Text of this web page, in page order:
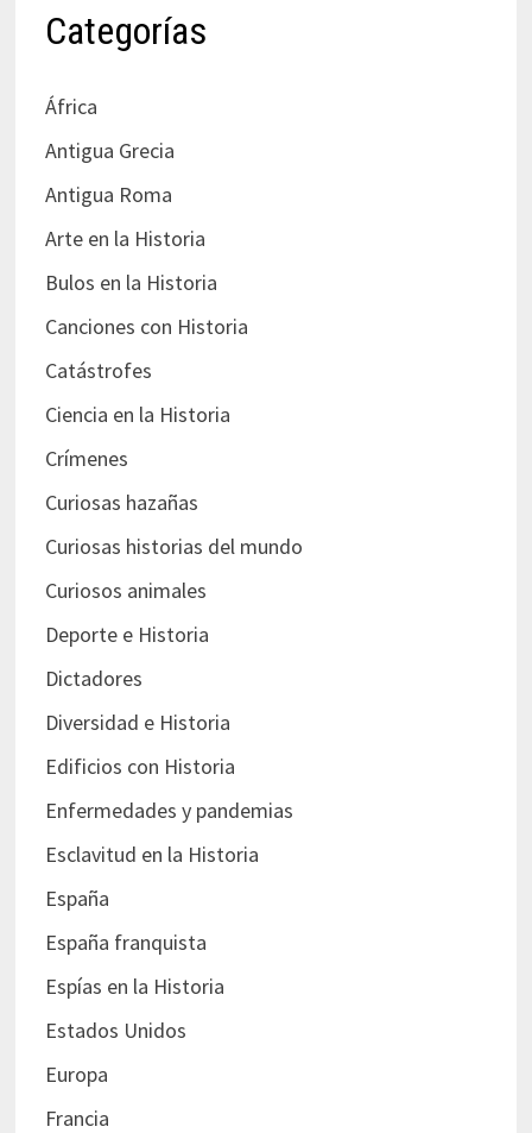
Categorías
África
Antigua Grecia
Antigua Roma
Arte en la Historia
Bulos en la Historia
Canciones con Historia
Catástrofes
Ciencia en la Historia
Crímenes
Curiosas hazañas
Curiosas historias del mundo
Curiosos animales
Deporte e Historia
Dictadores
Diversidad e Historia
Edificios con Historia
Enfermedades y pandemias
Esclavitud en la Historia
España
España franquista
Espías en la Historia
Estados Unidos
Europa
Francia